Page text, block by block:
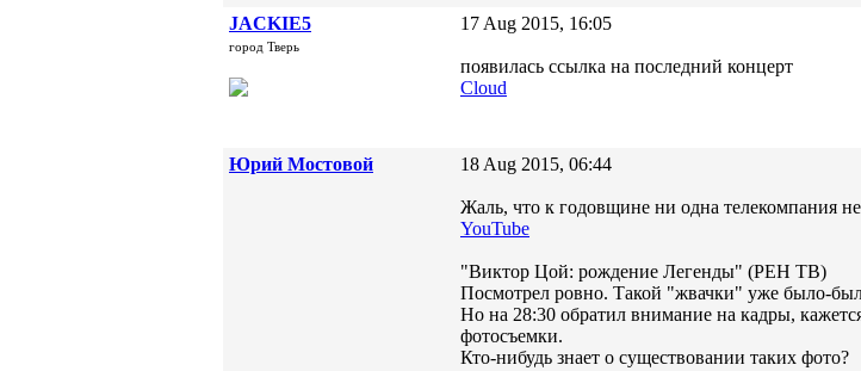
JACKIE5
город Тверь
17 Aug 2015, 16:05
появилась ссылка на последний концерт
Cloud
Юрий Мостовой 18 Aug 2015, 06:44
Жаль, что к годовщине ни одна телекомпания
YouTube
"Виктор Цой: рождение Легенды" (РЕН ТВ)
Посмотрел ровно. Такой "жвачки" уже было-
Но на 28:30 обратил внимание на кадры,
фотосъемки.
Кто-нибудь знает о существовании таких фото?